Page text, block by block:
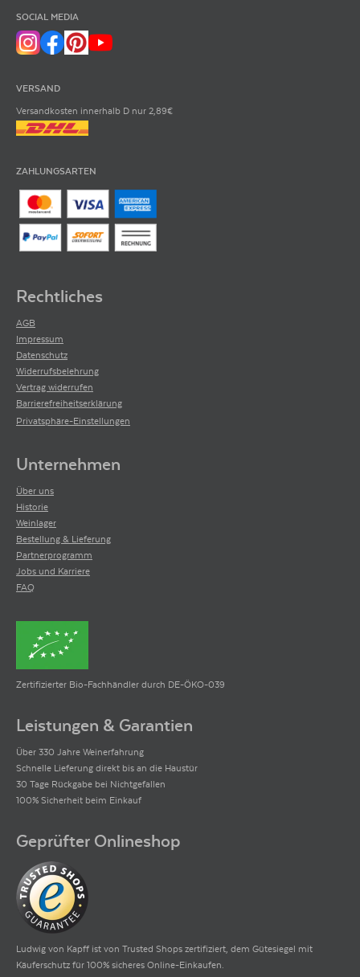
SOCIAL MEDIA
VERSAND
Versandkosten innerhalb D nur 2,89€
ZAHLUNGSARTEN
Rechtliches
AGB
Impressum
Datenschutz
Widerrufsbelehrung
Vertrag widerrufen
Barrierefreiheitserklärung
Privatsphäre-Einstellungen
Unternehmen
Über uns
Historie
Weinlager
Bestellung & Lieferung
Partnerprogramm
Jobs und Karriere
FAQ
Zertifizierter Bio-Fachhändler durch DE-ÖKO-039
Leistungen & Garantien
Über 330 Jahre Weinerfahrung
Schnelle Lieferung direkt bis an die Haustür
30 Tage Rückgabe bei Nichtgefallen
100% Sicherheit beim Einkauf
Geprüfter Onlineshop
Ludwig von Kapff ist von Trusted Shops zertifiziert, dem Gütesiegel mit
Käuferschutz für 100% sicheres Online-Einkaufen.